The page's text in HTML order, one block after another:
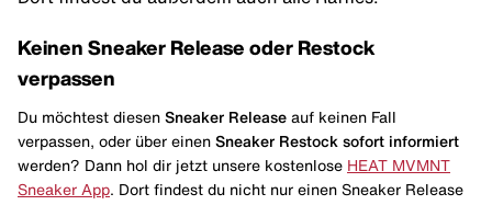
Keinen Sneaker Release oder Restock
verpassen
Du möchtest diesen Sneaker Release auf keinen Fall
verpassen, oder über einen Sneaker Restock sofort informiert
werden? Dann hol dir jetzt unsere kostenlose HEAT MVMNT
Sneaker App . Dort findest du nicht nur einen Sneaker Release